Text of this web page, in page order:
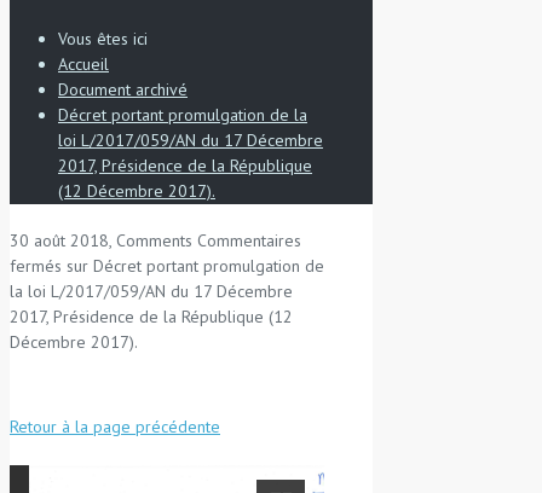
Vous êtes ici
Accueil
Document archivé
Décret portant promulgation de la
loi L/2017/059/AN du 17 Décembre
2017, Présidence de la République
(12 Décembre 2017).
30 août 2018, Comments Commentaires
fermés sur Décret portant promulgation de
la loi L/2017/059/AN du 17 Décembre
2017, Présidence de la République (12
Décembre 2017).
Retour à la page précédente